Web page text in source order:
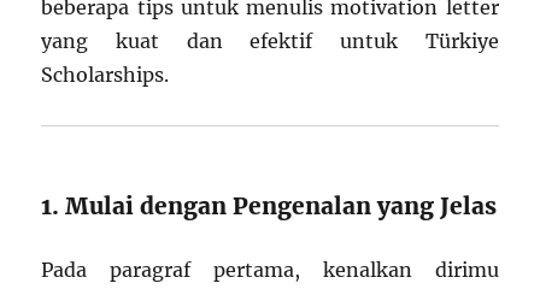
beberapa tips untuk menulis motivation letter
yang kuat dan efektif untuk Türkiye
Scholarships.
1. Mulai dengan Pengenalan yang Jelas
Pada paragraf pertama, kenalkan dirimu